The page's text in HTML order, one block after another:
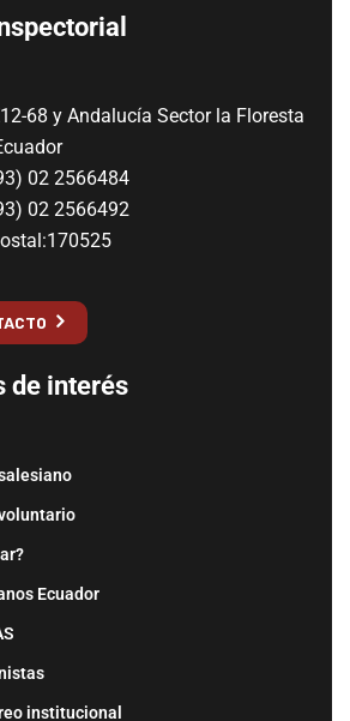
68 y Andalucía Sector la Floresta
02 2566484
02 2566492
de interés
Ecuador
institucional